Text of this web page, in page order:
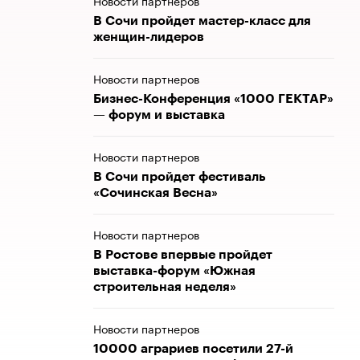
В Сочи пройдет мастер-класс для
женщин-лидеров
Новости партнеров
Бизнес-Конференция «1000 ГЕКТАР»
— форум и выставка
Новости партнеров
В Сочи пройдет фестиваль
«Сочинская Весна»
Новости партнеров
В Ростове впервые пройдет
выставка-форум «Южная
строительная неделя»
Новости партнеров
10000 аграриев посетили 27-й